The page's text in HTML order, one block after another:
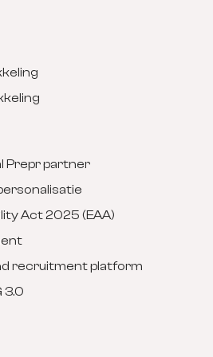
Prepr partner
Act 2025 (EAA)
recruitment platform
3.0